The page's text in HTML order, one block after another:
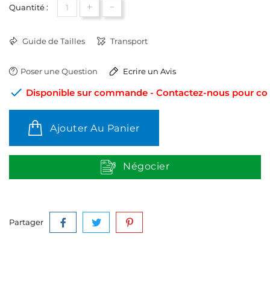
Quantité : + -
Guide de Tailles Transport
Poser une Question Ecrire un Avis
 Disponible sur commande - Contactez-nous pour
Ajouter Au Panier
Négocier
Partager